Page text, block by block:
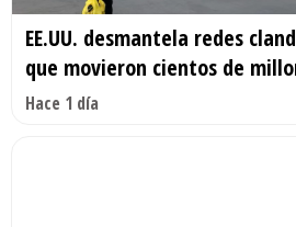
EE.UU. desmantela redes
que movieron cientos de
Hace 1 día